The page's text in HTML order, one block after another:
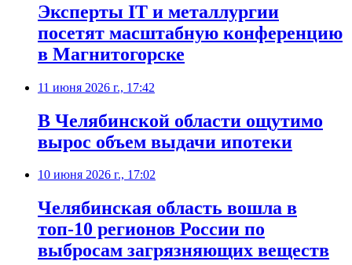
Эксперты IT и металлургии
посетят масштабную конференцию
в Магнитогорске
11 июня 2026 г., 17:42
В Челябинской области ощутимо
вырос объем выдачи ипотеки
10 июня 2026 г., 17:02
Челябинская область вошла в
топ-10 регионов России по
выбросам загрязняющих веществ